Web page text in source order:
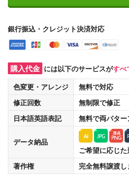
銀行振込・クレジット決済対応
購入代金 には以下のサービスがすべ
色変更・アレンジ
無料で対応
修正回数
無制限で修正
日本語英語表記
無料で両パタ
データ納品
ご希望に応じ
著作権
完全無料譲渡